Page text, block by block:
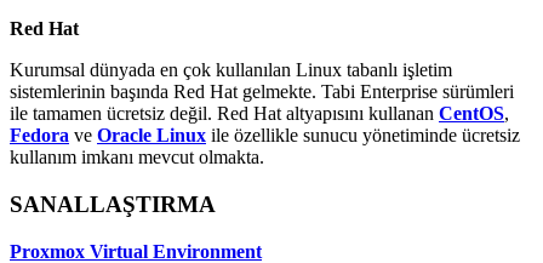
Red Hat
Kurumsal dünyada en çok kullanılan Linux tabanlı işletim
sistemlerinin başında Red Hat gelmekte. Tabi Enterprise sürümleri
ile tamamen ücretsiz değil. Red Hat altyapısını kullanan CentOS,
Fedora ve Oracle Linux ile özellikle sunucu yönetiminde ücretsiz
kullanım imkanı mevcut olmakta.
SANALLAŞTIRMA
Proxmox Virtual Environment